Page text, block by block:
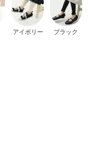
アイボリー ブラック